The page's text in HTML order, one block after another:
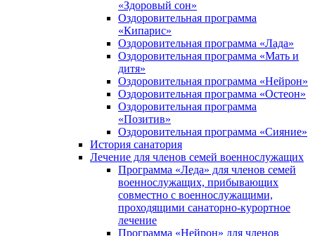
«Здоровый сон»
Оздоровительная программа
«Кипарис»
Оздоровительная программа «Лада»
Оздоровительная программа «Мать и
дитя»
Оздоровительная программа «Нейрон»
Оздоровительная программа «Остеон»
Оздоровительная программа
«Позитив»
Оздоровительная программа «Сияние»
История санатория
Лечение для членов семей военнослужащих
Программа «Леда» для членов семей
военнослужащих, прибывающих
совместно с военнослужащими,
проходящими санаторно-курортное
лечение
Программа «Нейрон» для членов